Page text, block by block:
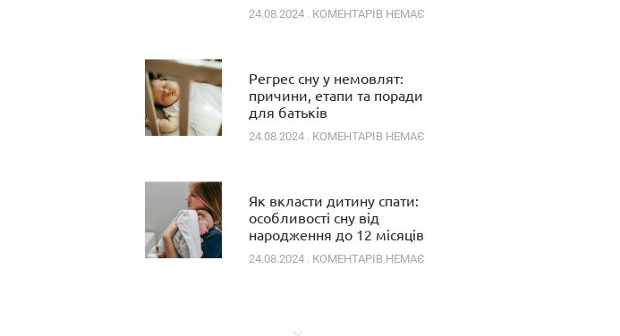
24.08.2024 КОМЕНТАРІВ НЕМАЄ
Регрес сну у немовлят:
причини, етапи та поради
для батьків
24.08.2024 КОМЕНТАРІВ НЕМАЄ
Як вкласти дитину спати:
особливості сну від
народження до 12 місяців
24.08.2024 КОМЕНТАРІВ НЕМАЄ